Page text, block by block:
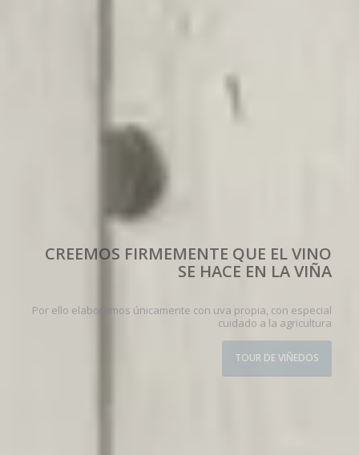
CREEMOS FIRMEMENTE QUE EL VINO
SE HACE EN LA VIÑA
Por ello elaboramos únicamente con uva propia, con especial
cuidado a la agricultura